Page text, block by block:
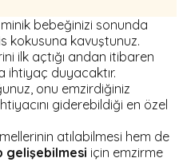
bebeğinizi sonunda
kokusuna kavuştunuz.
ilk açtığı andan itibaren
ihtiyaç duyacaktır.
onu emzirdiğiniz
giderebildiği en özel
atılabilmesi hem de
gelişebilmesi için emzirme